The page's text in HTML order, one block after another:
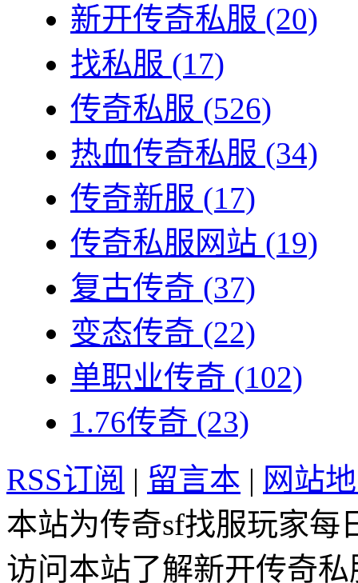
新开传奇私服 (20)
找私服 (17)
传奇私服 (526)
热血传奇私服 (34)
传奇新服 (17)
传奇私服网站 (19)
复古传奇 (37)
变态传奇 (22)
单职业传奇 (102)
1.76传奇 (23)
RSS订阅 | 留言本 | 网站
本站为传奇sf找服玩家每
访问本站了解新开传奇